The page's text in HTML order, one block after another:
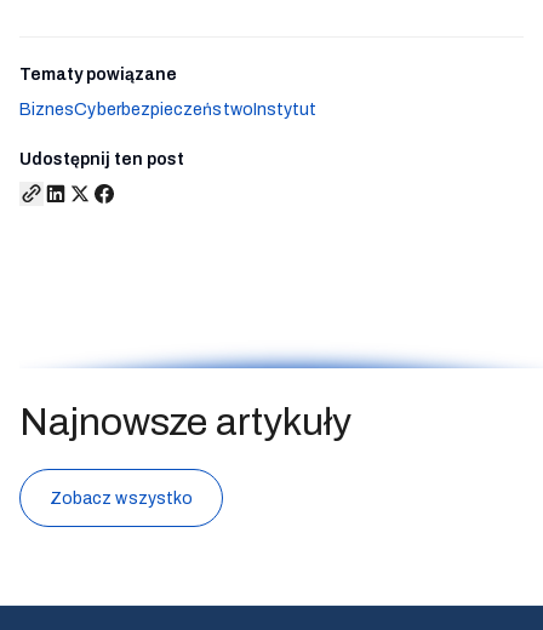
Tematy powiązane
BiznesCyberbezpieczeństwo Instytut
Udostępnij ten post
Najnowsze artykuły
Zobacz wszystko